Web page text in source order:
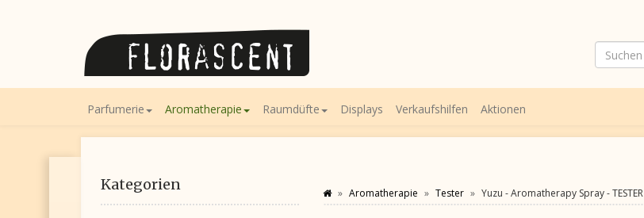
Parfumerie Aromatherapie Raumdüfte Displays Verkaufshilfen Aktionen
Aromatherapie Tester Yuzu - Aromatherapy Spray - TESTER
Kategorien